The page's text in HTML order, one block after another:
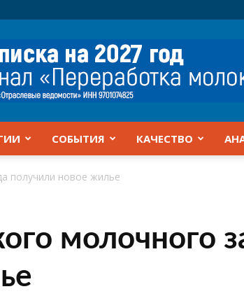
СОБЫТИЯ КАЧЕСТВО
получили новое жилье
молочного